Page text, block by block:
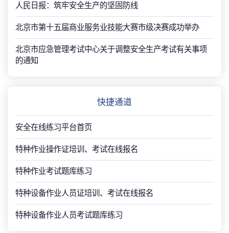
人民日报：筑牢安全生产的坚固防线
北京市第十五届商业服务业技能大赛市级决赛成功举办
北京市应急管理考试中心关于调整安全生产考试有关事项
的通知
快捷通道
安全在线练习平台首页
特种作业操作证培训、考试在线报名
特种作业考试题库练习
特种设备作业人员证培训、考试在线报名
特种设备作业人员考试题库练习